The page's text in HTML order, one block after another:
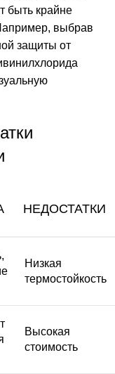
быть крайне
выбрав
защиты от
НЕДОСТАТКИ
Низкая
термостойкость
Высокая
стоимость